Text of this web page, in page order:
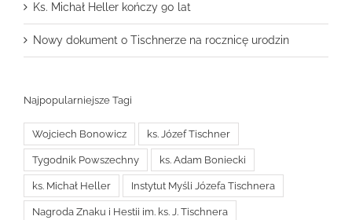
Ks. Michał Heller kończy 90 lat
Nowy dokument o Tischnerze na rocznicę urodzin
Najpopularniejsze Tagi
Wojciech Bonowicz ks. Józef Tischner
Tygodnik Powszechny ks. Adam Boniecki
ks. Michał Heller Instytut Myśli Józefa Tischnera
Nagroda Znaku i Hestii im. ks. J. Tischnera